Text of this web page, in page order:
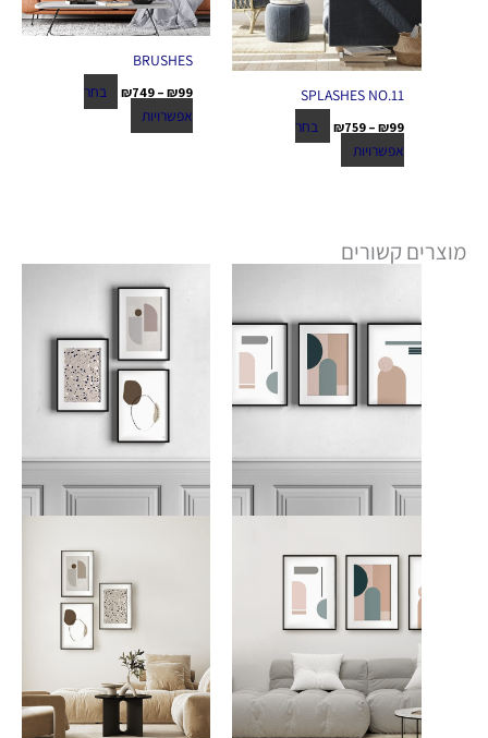
SPLASHES NO.11
₪99
–
₪759
בחר
אפשרויות
BRUSHES
₪99
–
₪749
בחר
אפשרויות
מוצרים קשורים
עד
⁦₪2,029⁩
יש
מספר
סוגים.
ניתן
האפשרויות
בעמוד
המוצר
⁦₪2,029⁩
זה
יש
מספר
סוגים.
ניתן
לבחור
את
האפשרויות
בעמוד
המוצר